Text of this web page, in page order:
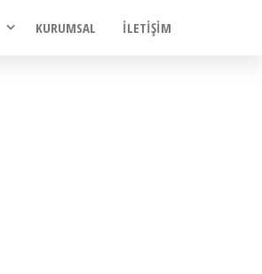
KURUMSAL İLETIŞIM